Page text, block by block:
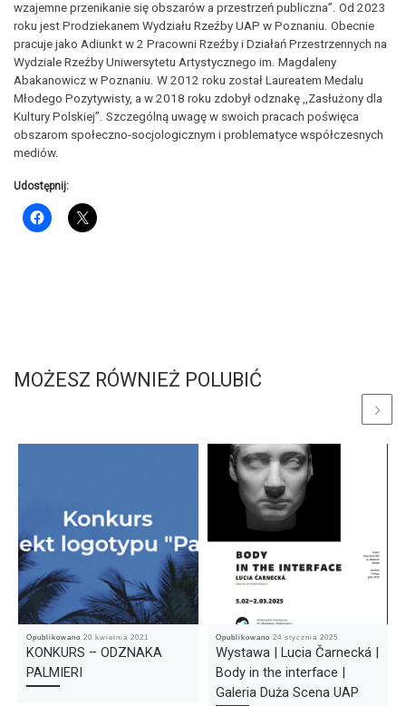
wzajemne przenikanie się obszarów a przestrzeń publiczna”. Od 2023
roku jest Prodziekanem Wydziału Rzeźby UAP w Poznaniu. Obecnie
pracuje jako Adiunkt w 2 Pracowni Rzeźby i Działań Przestrzennych na
Wydziale Rzeźby Uniwersytetu Artystycznego im. Magdaleny
Abakanowicz w Poznaniu. W 2012 roku został Laureatem Medalu
Młodego Pozytywisty, a w 2018 roku zdobył odznakę ,,Zasłużony dla
Kultury Polskiej”. Szczególną uwagę w swoich pracach poświęca
obszarom społeczno-socjologicznym i problematyce współczesnych
mediów.
Udostępnij:
MOŻESZ RÓWNIEŻ POLUBIĆ
Opublikowano 20 kwietnia 2021
KONKURS – ODZNAKA
PALMIERI
Opublikowano 24 stycznia 2025
Wystawa | Lucia Čarnecká |
Body in the interface |
Galeria Duża Scena UAP